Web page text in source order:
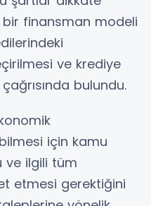
bir finansman modeli
ve krediye
bulundu.
için kamu
ve ilgili tüm
etmesi gerektiğini